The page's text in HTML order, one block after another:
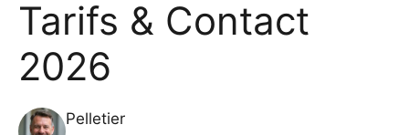
Tarifs & Contact
2026
Pelletier